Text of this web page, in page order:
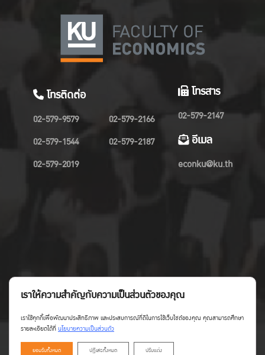
โทรติดต่อ
02-579-9579
02-579-1544
02-579-2019
02-579-2166
02-579-2187
โทรสาร
02-579-2147
อีเมล
econku@ku.th
เราให้ความสำคัญกับความเป็นส่วนตัวของคุณ
เราใช้คุกกี้เพื่อพัฒนาประสิทธิภาพ และประสบการณ์ที่ดีในการใช้เว็บไซต์ของคุณ คุณสามารถศึกษา
รายละเอียดได้ที่นโยบายความเป็นส่วนตัว
ยอมรับทั้งหมด ปฏิเสธทั้งหมด ปรับแต่ง